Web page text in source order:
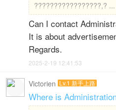
?????????????????,? ...
Can I contact
It is about
Regards.
2025-2-19 12:41:53
Victorien Lv.1 新手上路
Where is